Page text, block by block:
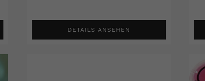
DETAILS ANSEHEN